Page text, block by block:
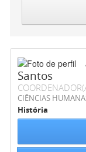
Santos
CIÊNCIAS
História